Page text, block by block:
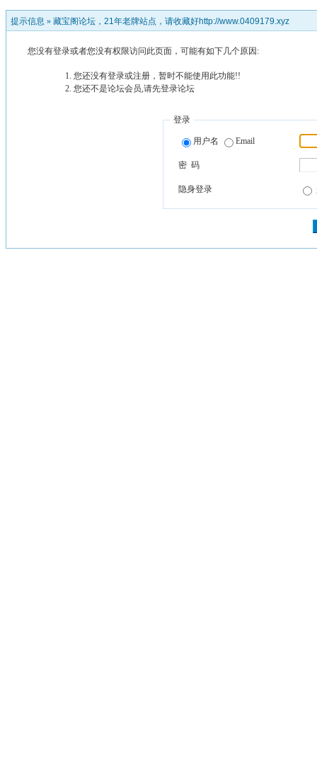
提示信息 » 藏宝阁论坛，21年老牌站点，请收藏好http://www.0409179.xyz
您没有登录或者您没有权限访问此页面，可能有如下几个原因:
您还没有登录或注册，暂时不能使用此功能!!
您还不是论坛会员,请先登录论坛
登录
用户名 Email
密 码
隐身登录